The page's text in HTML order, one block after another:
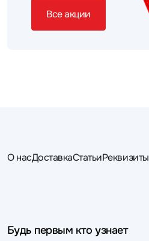
Все акции
О насДоставкаСтатьиРеквизиты
Будь первым кто узнает